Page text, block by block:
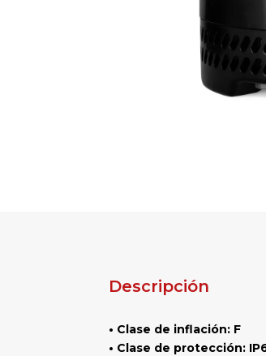
Descripción
• Clase de inflación: F
• Clase de protección: